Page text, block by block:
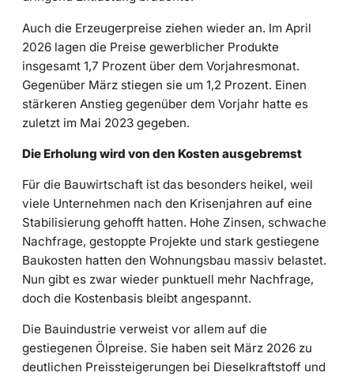
Auch die Erzeugerpreise ziehen wieder an. Im April
2026 lagen die Preise gewerblicher Produkte
insgesamt 1,7 Prozent über dem Vorjahresmonat.
Gegenüber März stiegen sie um 1,2 Prozent. Einen
stärkeren Anstieg gegenüber dem Vorjahr hatte es
zuletzt im Mai 2023 gegeben.
Die Erholung wird von den Kosten ausgebremst
Für die Bauwirtschaft ist das besonders heikel, weil
viele Unternehmen nach den Krisenjahren auf eine
Stabilisierung gehofft hatten. Hohe Zinsen, schwache
Nachfrage, gestoppte Projekte und stark gestiegene
Baukosten hatten den Wohnungsbau massiv belastet.
Nun gibt es zwar wieder punktuell mehr Nachfrage,
doch die Kostenbasis bleibt angespannt.
Die Bauindustrie verweist vor allem auf die
gestiegenen Ölpreise. Sie haben seit März 2026 zu
deutlichen Preissteigerungen bei Dieselkraftstoff und